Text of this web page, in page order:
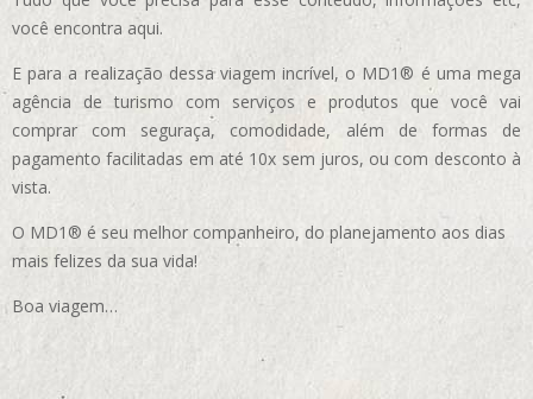
você encontra aqui.
E para a realização dessa viagem incrível, o MD1® é uma mega
agência de turismo com serviços e produtos que você vai
comprar com seguraça, comodidade, além de formas de
pagamento facilitadas em até 10x sem juros, ou com desconto à
vista.
O MD1® é seu melhor companheiro, do planejamento aos dias
mais felizes da sua vida!
Boa viagem…